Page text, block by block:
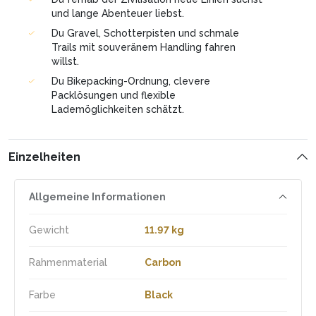
und lange Abenteuer liebst.
Du Gravel, Schotterpisten und schmale
Trails mit souveränem Handling fahren
willst.
Du Bikepacking-Ordnung, clevere
Packlösungen und flexible
Lademöglichkeiten schätzt.
Einzelheiten
Allgemeine Informationen
Gewicht 11.97 kg
Rahmenmaterial Carbon
Farbe Black